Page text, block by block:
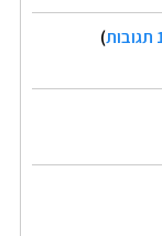
)